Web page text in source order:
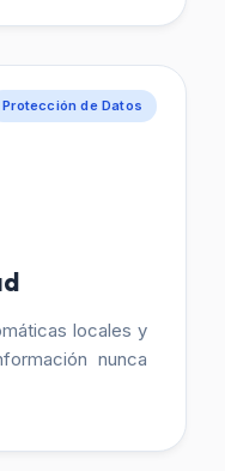
Protección de Datos
locales y
nunca